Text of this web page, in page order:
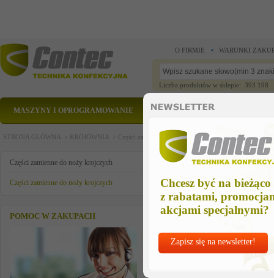
Chcesz być na bieżąco
z rabatami,
akcjami specjalnymi?
Zapisz się na newsletter!
O FIRMIE WARUNKI
Liczba produktów w sklepie: 393 198
MASZYNY I OPROGRAMOWANIE CZĘŚCI ZAMIENNE
STRONA GŁÓWNA > KROJOWNIA > Części zamienne do noży krojczych >Części
Części zamienne do noży krojczych
Części zamienne do noży krojczych
POMOC W ZAKUPACH
knob turn